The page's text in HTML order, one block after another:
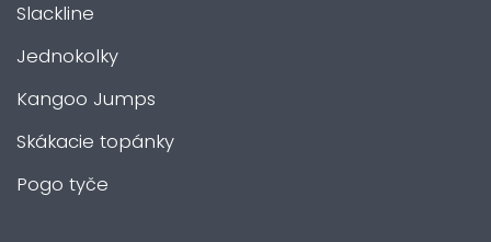
Slackline
Jednokolky
Kangoo Jumps
Skákacie topánky
Pogo tyče